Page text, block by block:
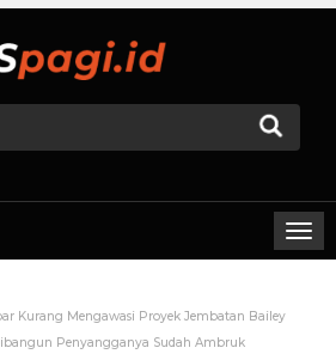
Kurang Mengawasi Proyek Jembatan Bailey
Penyangganya Sudah Ambruk